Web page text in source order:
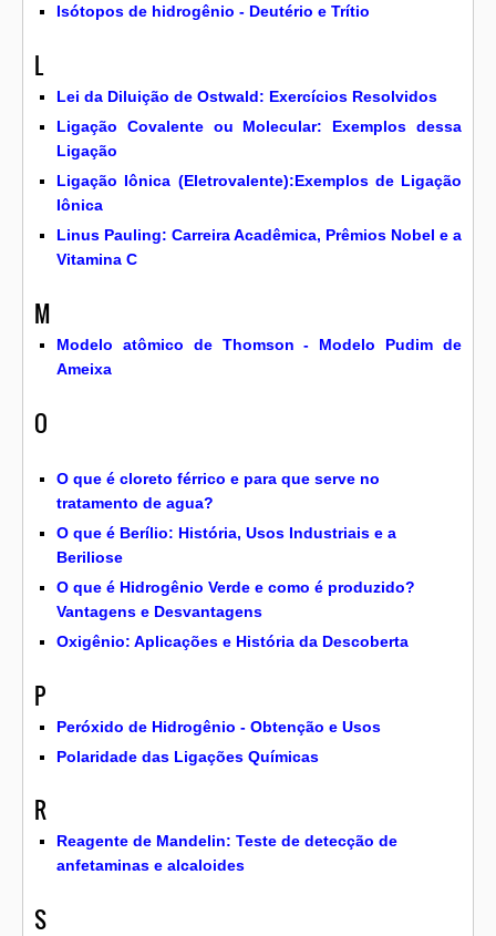
Isótopos de hidrogênio - Deutério e Trítio
L
Lei da Diluição de Ostwald: Exercícios Resolvidos
Ligação Covalente ou Molecular: Exemplos dessa
Ligação
Ligação Iônica (Eletrovalente):Exemplos de Ligação
Iônica
Linus Pauling: Carreira Acadêmica, Prêmios Nobel e a
Vitamina C
M
Modelo atômico de Thomson - Modelo Pudim de
Ameixa
O
O que é cloreto férrico e para que serve no
tratamento de agua?
O que é Berílio: História, Usos Industriais e a
Beriliose
O que é Hidrogênio Verde e como é produzido?
Vantagens e Desvantagens
Oxigênio: Aplicações e História da Descoberta
P
Peróxido de Hidrogênio - Obtenção e Usos
Polaridade das Ligações Químicas
R
Reagente de Mandelin: Teste de detecção de
anfetaminas e alcaloides
S